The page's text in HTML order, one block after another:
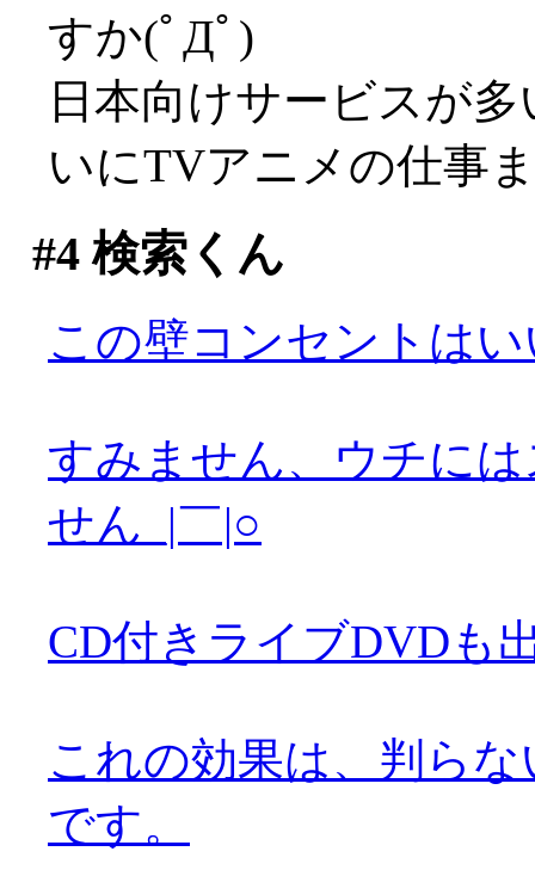
すか(ﾟДﾟ)
日本向けサービスが
いにTVアニメの仕事
#4検索くん
この壁コンセントは
すみません、ウチに
せん_|￣|○
CD付きライブDVDも
これの効果は、判ら
です。